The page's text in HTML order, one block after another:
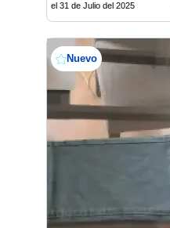
el 31 de Julio del 2025
Nuevo